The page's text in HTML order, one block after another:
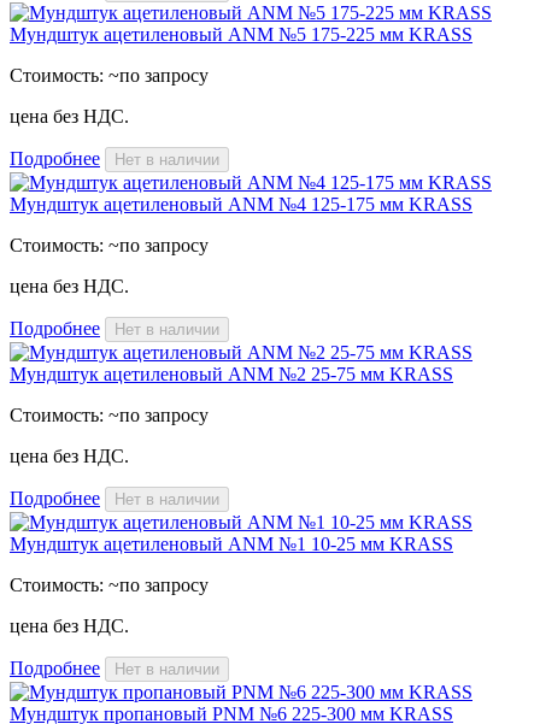
Мундштук ацетиленовый ANM №5 175-225 мм KRASS
Стоимость: ~по запросу
цена без НДС.
Подробнее Нет в наличии
Мундштук ацетиленовый ANM №4 125-175 мм KRASS
Стоимость: ~по запросу
цена без НДС.
Подробнее Нет в наличии
Мундштук ацетиленовый ANM №2 25-75 мм KRASS
Стоимость: ~по запросу
цена без НДС.
Подробнее Нет в наличии
Мундштук ацетиленовый ANM №1 10-25 мм KRASS
Стоимость: ~по запросу
цена без НДС.
Подробнее Нет в наличии
Мундштук пропановый PNM №6 225-300 мм KRASS